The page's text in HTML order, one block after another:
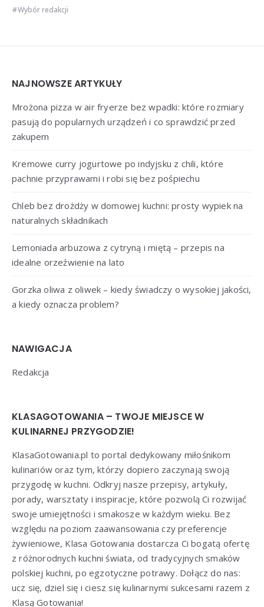
Wybór redakcji
Widgets
NAJNOWSZE ARTYKUŁY
Mrożona pizza w air fryerze bez wpadki: które rozmiary
pasują do popularnych urządzeń i co sprawdzić przed
zakupem
Kremowe curry jogurtowe po indyjsku z chili, które
pachnie przyprawami i robi się bez pośpiechu
Chleb bez drożdży w domowej kuchni: prosty wypiek na
naturalnych składnikach
Lemoniada arbuzowa z cytryną i miętą – przepis na
idealne orzeźwienie na lato
Gorzka oliwa z oliwek – kiedy świadczy o wysokiej jakości,
a kiedy oznacza problem?
NAWIGACJA
Redakcja
KLASAGOTOWANIA – TWOJE MIEJSCE W
KULINARNEJ PRZYGODZIE!
KlasaGotowania.pl to portal dedykowany miłośnikom
kulinariów oraz tym, którzy dopiero zaczynają swoją
przygodę w kuchni. Odkryj nasze przepisy, artykuły,
porady, warsztaty i inspiracje, które pozwolą Ci rozwijać
swoje umiejętności i smakosze w każdym wieku. Bez
względu na poziom zaawansowania czy preferencje
żywieniowe, Klasa Gotowania dostarcza Ci bogatą ofertę
z różnorodnych kuchni świata, od tradycyjnych smaków
polskiej kuchni, po egzotyczne potrawy. Dołącz do nas:
ucz się, dziel się i ciesz się kulinarnymi sukcesami razem z
Klasą Gotowania!